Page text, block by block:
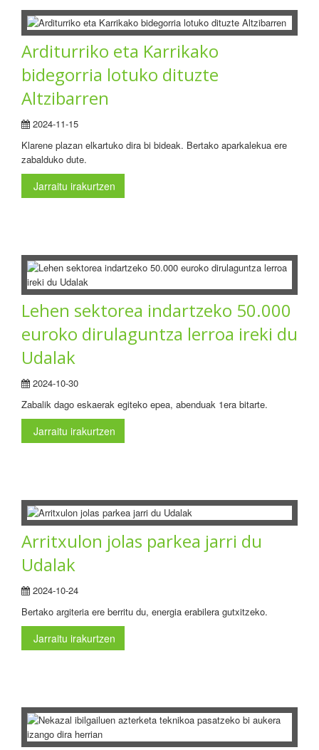
Arditurriko eta Karrikako
bidegorria lotuko dituzte
Altzibarren
2024-11-15
Klarene plazan elkartuko dira bi bideak. Bertako aparkalekua ere
zabalduko dute.
Jarraitu irakurtzen
Lehen sektorea indartzeko 50.000
euroko dirulaguntza lerroa ireki du
Udalak
2024-10-30
Zabalik dago eskaerak egiteko epea, abenduak 1era bitarte.
Jarraitu irakurtzen
Arritxulon jolas parkea jarri du
Udalak
2024-10-24
Bertako argiteria ere berritu du, energia erabilera gutxitzeko.
Jarraitu irakurtzen